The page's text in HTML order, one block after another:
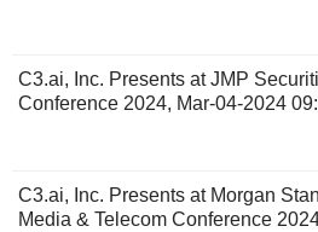
C3.ai, Inc. Presents at JMP
Conference 2024, Mar-04-2024
C3.ai, Inc. Presents at Morgan
Media & Telecom Conference